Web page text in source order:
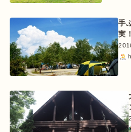
手
実
キャンプ用品